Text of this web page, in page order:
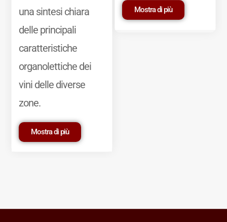
una sintesi chiara
delle principali
caratteristiche
organolettiche dei
vini delle diverse
zone.
Mostra di più
Mostra di più